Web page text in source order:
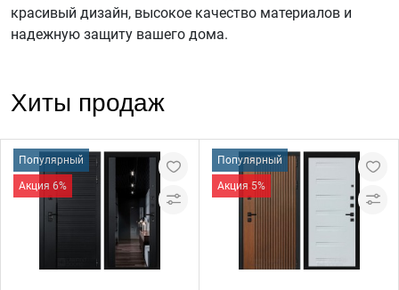
красивый дизайн, высокое качество материалов и
надежную защиту вашего дома.
Хиты продаж
Популярный
Акция 6%
Популярный
Акция 5%